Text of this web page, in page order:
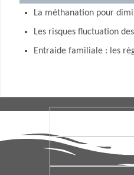
La méthanation pour
Les risques fluctuation
Entraide familiale : les